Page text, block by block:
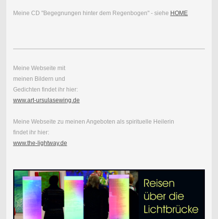
Meine CD "Begegnungen hinter dem Regenbogen" - siehe HOME
Meine Webseite mit
meinen Bildern und
Gedichten findet ihr hier:
www.art-ursulasewing.de
Meine Webseite zu meinen Angeboten als spirituelle Heilerin
findet ihr hier:
www.the-lightway.de